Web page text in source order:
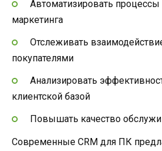
Автоматизировать
маркетинга
Отслеживать
покупателями
Анализировать
клиентской базой
Повышать качество
Современные CRM для ПК